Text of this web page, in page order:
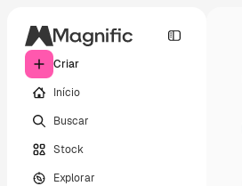
Criar
Início
Buscar
Stock
Explorar